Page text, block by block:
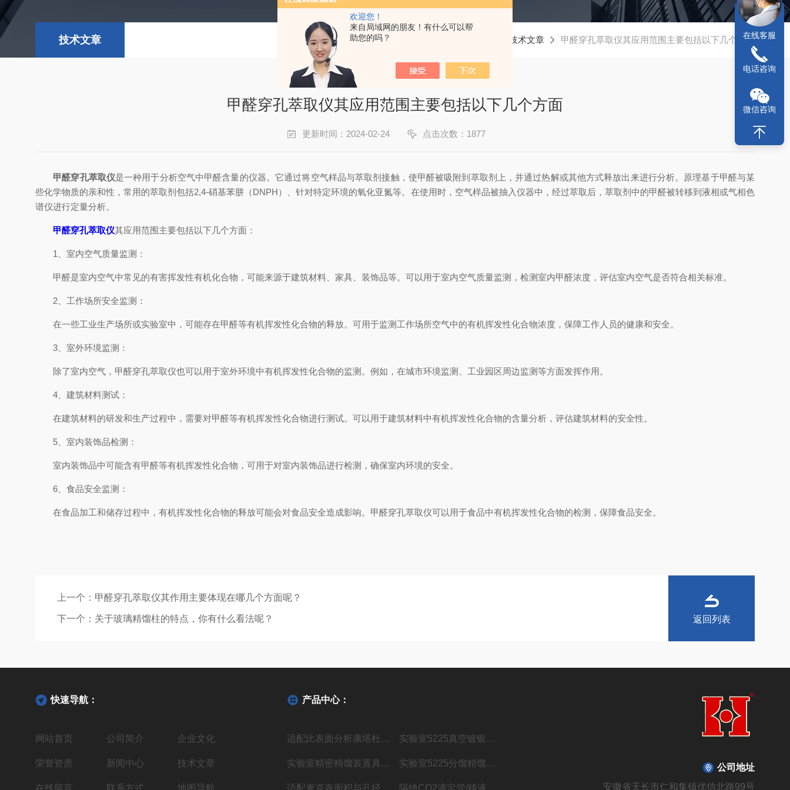
欢迎您！
来自局域网的朋友！有什么可以帮
助您的吗？
技术文章 技术文章 甲醛穿孔萃取仪其应用范围主要包括以下几个方面
甲醛穿孔萃取仪其应用范围主要包括以下几个方面
更新时间：2024-02-24 点击次数：1877
甲醛穿孔萃取仪是一种用于分析空气中甲醛含量的仪器。它通过将空气样品与萃取剂接触，使甲醛被吸附到萃取剂上，并通过热解或其他方式释放出来进行分析。原理基于甲醛与某
些化学物质的亲和性，常用的萃取剂包括2,4-硝基苯肼（DNPH）、针对特定环境的氧化亚氮等。在使用时，空气样品被抽入仪器中，经过萃取后，萃取剂中的甲醛被转移到液相或气相色
谱仪进行定量分析。
甲醛穿孔萃取仪其应用范围主要包括以下几个方面：
1、室内空气质量监测：
甲醛是室内空气中常见的有害挥发性有机化合物，可能来源于建筑材料、家具、装饰品等。可以用于室内空气质量监测，检测室内甲醛浓度，评估室内空气是否符合相关标准。
2、工作场所安全监测：
在一些工业生产场所或实验室中，可能存在甲醛等有机挥发性化合物的释放。可用于监测工作场所空气中的有机挥发性化合物浓度，保障工作人员的健康和安全。
3、室外环境监测：
除了室内空气，甲醛穿孔萃取仪也可以用于室外环境中有机挥发性化合物的监测。例如，在城市环境监测、工业园区周边监测等方面发挥作用。
4、建筑材料测试：
在建筑材料的研发和生产过程中，需要对甲醛等有机挥发性化合物进行测试。可以用于建筑材料中有机挥发性化合物的含量分析，评估建筑材料的安全性。
5、室内装饰品检测：
室内装饰品中可能含有甲醛等有机挥发性化合物，可用于对室内装饰品进行检测，确保室内环境的安全。
6、食品安全监测：
在食品加工和储存过程中，有机挥发性化合物的释放可能会对食品安全造成影响。甲醛穿孔萃取仪可以用于食品中有机挥发性化合物的检测，保障食品安全。
上一个： 甲醛穿孔萃取仪其作用主要体现在哪几个方面呢？
下一个： 关于玻璃精馏柱的特点，你有什么看法呢？ 返回列表
快速导航：
网站首页 公司简介 企业文化
荣誉资质 新闻中心 技术文章
在线留言 联系方式 地图导航
产品中心：
适配比表面分析康塔杜瓦瓶AUTOSORB-1 实验室5225真空镀银精馏装置
实验室精密精馏装置具电加热精馏仪器 实验室5225分馏精馏塔玻璃仪器装置
公司地址
安徽省天长市仁和集镇优信北路99号
在线客服
电话咨询
微信咨询